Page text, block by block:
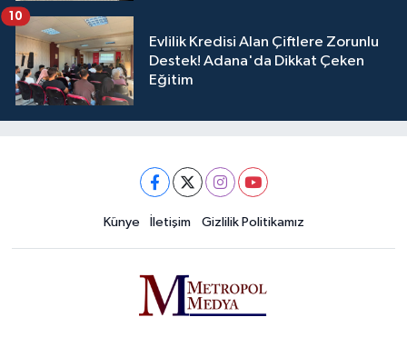
Evlilik Kredisi Alan Çiftlere Zorunlu
Destek! Adana'da Dikkat Çeken
Eğitim
10
Künye İletişim Gizlilik Politikamız